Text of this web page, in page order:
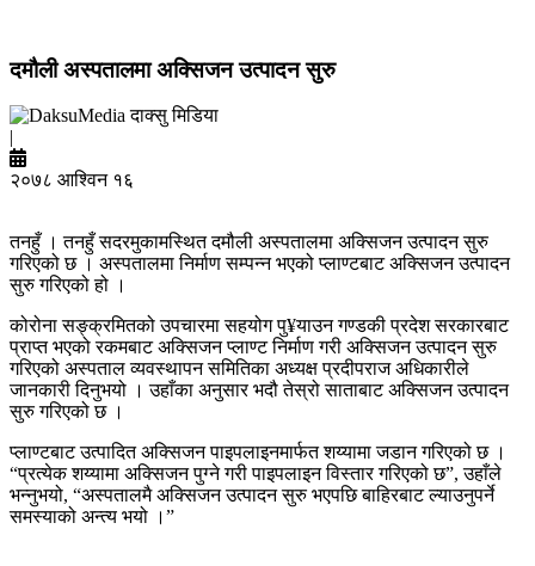
दमौली अस्पतालमा अक्सिजन उत्पादन सुरु
दाक्सु मिडिया
|
२०७८ आश्विन १६
तनहुँ । तनहुँ सदरमुकामस्थित दमौली अस्पतालमा अक्सिजन उत्पादन सुरु
गरिएको छ । अस्पतालमा निर्माण सम्पन्न भएको प्लाण्टबाट अक्सिजन उत्पादन
सुरु गरिएको हो ।
कोरोना सङ्क्रमितको उपचारमा सहयोग पु¥याउन गण्डकी प्रदेश सरकारबाट
प्राप्त भएको रकमबाट अक्सिजन प्लाण्ट निर्माण गरी अक्सिजन उत्पादन सुरु
गरिएको अस्पताल व्यवस्थापन समितिका अध्यक्ष प्रदीपराज अधिकारीले
जानकारी दिनुभयो । उहाँका अनुसार भदौ तेस्रो साताबाट अक्सिजन उत्पादन
सुरु गरिएको छ ।
प्लाण्टबाट उत्पादित अक्सिजन पाइपलाइनमार्फत शय्यामा जडान गरिएको छ ।
“प्रत्येक शय्यामा अक्सिजन पुग्ने गरी पाइपलाइन विस्तार गरिएको छ”, उहाँले
भन्नुभयो, “अस्पतालमै अक्सिजन उत्पादन सुरु भएपछि बाहिरबाट ल्याउनुपर्ने
समस्याको अन्त्य भयो ।”